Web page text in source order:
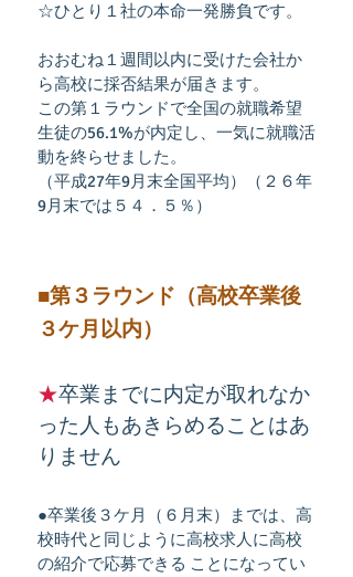
☆ひとり１社の本命一発勝負です。
おおむね１週間以内に受けた会社か
ら高校に採否結果が届きます。
この第１ラウンドで全国の就職希望
生徒の56.1%が内定し、一気に就職活
動を終らせました。
（平成27年9月末全国平均）（２６年
9月末では５４．５％）
■第３ラウンド（高校卒業後
３ケ月以内）
★卒業までに内定が取れなか
った人もあきらめることはあ
りません
●卒業後３ケ月（６月末）までは、高
校時代と同じように高校求人に高校
の紹介で応募できる ことになってい